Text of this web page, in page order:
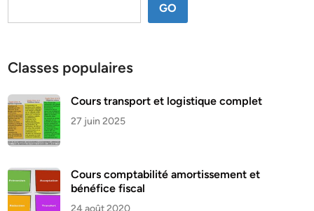
GO
Classes populaires
Cours transport et logistique complet
27 juin 2025
Cours comptabilité amortissement et
bénéfice fiscal
24 août 2020